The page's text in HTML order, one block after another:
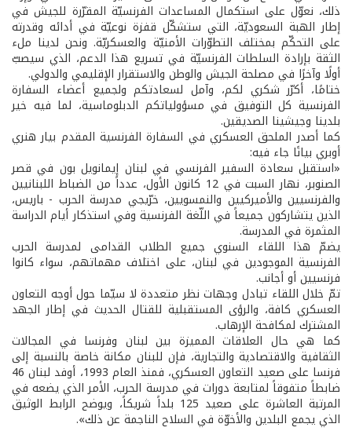
ذلك، نعوّل على استكمال المساعدات الفرنسيّة المقرّرة للجيش في
إطار الهبة السعوديّة، التي ستشكّل قفزة نوعيّة في أدائه وقدرته
على التحكّم بمختلف التطوّرات الأمنيّة والعسكريّة. ونحن لدينا ملء
الثقة بإرادة السلطات الفرنسيّة في تسريع هذا الدعم، الذي سيصبّ
أولًا وآخرًا في مصلحة الجيش والوطن والاستقرار الإقليمي والدولي.
ختامًا، أكرّر شكري لكم، وآمل لسعادتكم ولجميع أعضاء السفارة
الفرنسية كل التوفيق في مسؤولياتكم الدبلوماسية، لما فيه خير
بلدينا وجيشينا الصديقين.
كما أصدر الملحق العسكري في السفارة الفرنسية المقدم بيار هنري
أوبري بيانًا جاء فيه:
«استقبل سعادة السفير الفرنسي في لبنان إيمانويل بون في قصر
الصنوبر، نهار السبت في 12 كانون الأول، عدداً من الضباط اللبنانيين
والفرنسيين والأميركيين والنمسويين، خرّيجي مدرسة الحرب - باريس،
الذين يتشاركون جميعاً في اللّغة الفرنسية وفي استذكار أيام الدراسة
المثمرة في المدرسة.
يضمّ هذا اللقاء السنوي جميع الطلاب القدامى لمدرسة الحرب
الفرنسية الموجودين في لبنان، على اختلاف مهماتهم، سواء كانوا
فرنسيين أو أجانب.
تمّ خلال اللقاء تبادل وجهات نظر متعددة لا سيّما حول أوجه التعاون
العسكري كافة، والرؤى المستقبلية للقتال الحديث في إطار الجهد
المشترك لمكافحة الإرهاب.
كما هي حال العلاقات المميزة بين لبنان وفرنسا في المجالات
الثقافية والاقتصادية والتجارية، فإن للبنان مكانة خاصة بالنسبة إلى
فرنسا على صعيد التعاون العسكري، فمنذ العام 1993، أوفد لبنان 46
ضابطاً متفوقاً لمتابعة دورات في مدرسة الحرب، الأمر الذي يضعه في
المرتبة العاشرة على صعيد 125 بلداً شريكاً، ويوضح الرابط الوثيق
الذي يجمع البلدين والأخوّة في السلاح الناجمة عن ذلك».